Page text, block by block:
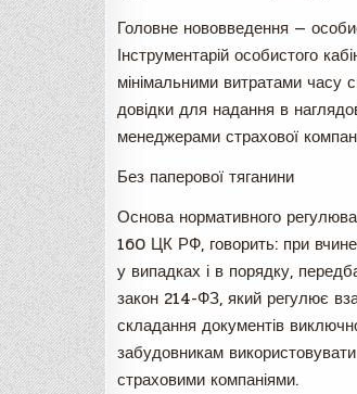
Головне нововведення —
Інструментарій особистого
мінімальними витратами часу
довідки для надання в
менеджерами страхової
Без паперової тяганини
Основа нормативного
160 ЦК РФ, говорить: при
у випадках і в порядку,
закон 214-ФЗ, який регулює
складання документів
забудовникам
страховими компаніями.